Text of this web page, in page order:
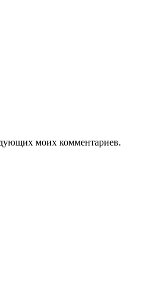
моих комментариев.